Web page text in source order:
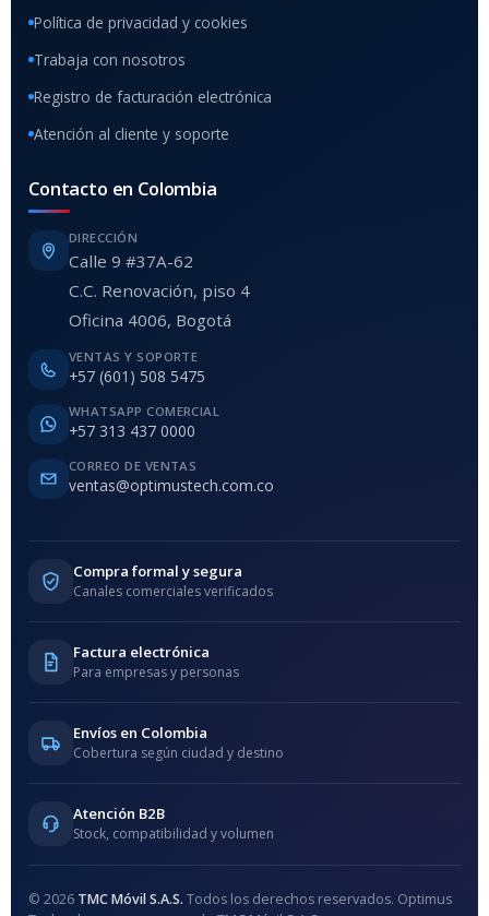
Política de privacidad y cookies
Trabaja con nosotros
Registro de facturación electrónica
Atención al cliente y soporte
Contacto en Colombia
DIRECCIÓN
Calle 9 #37A-62
C.C. Renovación, piso 4
Oficina 4006, Bogotá
VENTAS Y SOPORTE
+57 (601) 508 5475
WHATSAPP COMERCIAL
+57 313 437 0000
CORREO DE VENTAS
ventas@optimustech.com.co
Compra formal y segura
Canales comerciales verificados
Factura electrónica
Para empresas y personas
Envíos en Colombia
Cobertura según ciudad y destino
Atención B2B
Stock, compatibilidad y volumen
© 2026 TMC Móvil S.A.S. Todos los derechos reservados. Optimus